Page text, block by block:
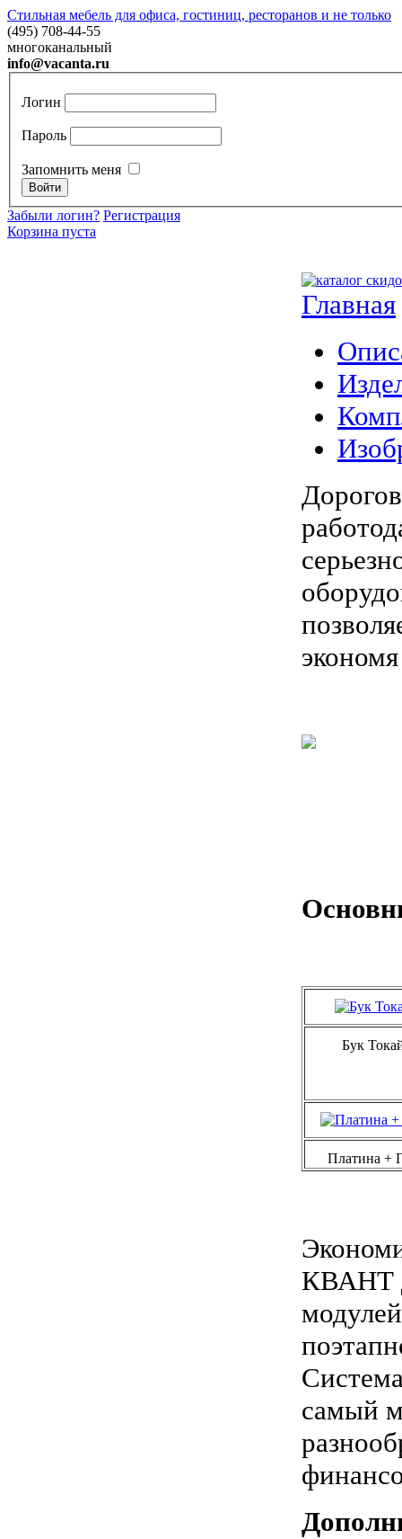
Стильная мебель для офиса, гостиниц, ресторанов и не только
(495) 708-44-55
многоканальный
info@vacanta.ru
Логин
Пароль
Запомнить меня
Забыли логин? Регистрация
Корзина пуста
Главная
Бук
Платина +
КВАНТ
самый